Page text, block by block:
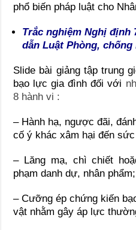
phổ biến pháp luật cho
Trắc nghiệm Nghị định
dẫn Luật Phòng,
Slide bài giảng tập trung
bạo lực gia đình đối với
8 hành vi :
– Hành hạ, ngược đãi,
cố ý khác xâm hại đến
– Lăng mạ, chì chiết
phạm danh dự, nhân phẩm;
– Cưỡng ép chứng kiến
vật nhằm gây áp lực